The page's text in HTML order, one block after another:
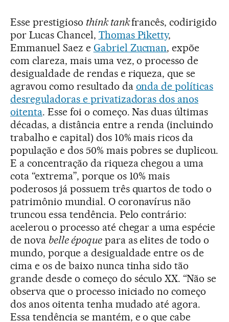
Esse prestigioso think tankfrancês, codirigido
por Lucas Chancel, Thomas Piketty,
Emmanuel Saez e Gabriel Zucman, expõe
com clareza, mais uma vez, o processo de
desigualdade de rendas e riqueza, que se
agravou como resultado da onda de políticas
desreguladoras e privatizadoras dos anos
oitenta. Esse foi o começo. Nas duas últimas
décadas, a distância entre a renda (incluindo
trabalho e capital) dos 10% mais ricos da
população e dos 50% mais pobres se duplicou.
E a concentração da riqueza chegou a uma
cota “extrema”, porque os 10% mais
poderosos já possuem três quartos de todo o
patrimônio mundial. O coronavírus não
truncou essa tendência. Pelo contrário:
acelerou o processo até chegar a uma espécie
de nova belle époquepara as elites de todo o
mundo, porque a desigualdade entre os de
cima e os de baixo nunca tinha sido tão
grande desde o começo do século XX. “Não se
observa que o processo iniciado no começo
dos anos oitenta tenha mudado até agora.
Essa tendência se mantém, e o que cabe